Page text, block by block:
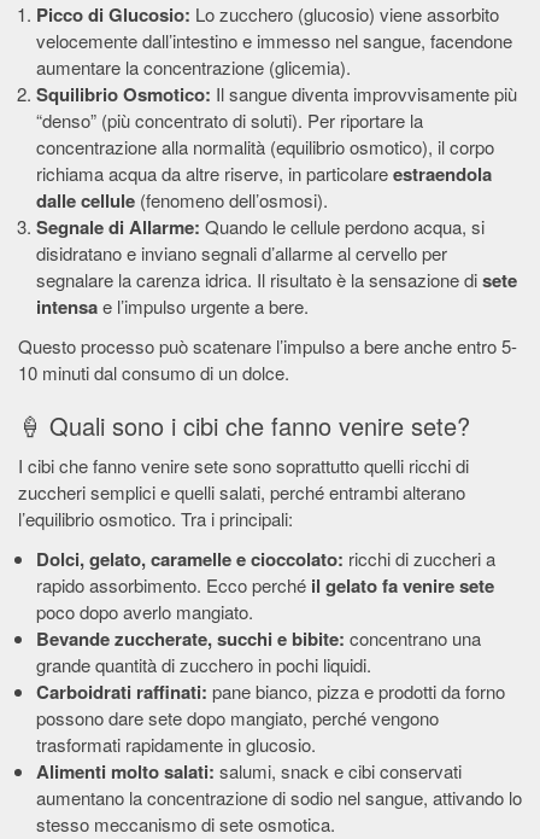
Picco di Glucosio: Lo zucchero (glucosio) viene assorbito
velocemente dall’intestino e immesso nel sangue, facendone
aumentare la concentrazione (glicemia).
Squilibrio Osmotico: Il sangue diventa improvvisamente più
“denso” (più concentrato di soluti). Per riportare la
concentrazione alla normalità (equilibrio osmotico), il corpo
richiama acqua da altre riserve, in particolareestraendola
dalle cellule (fenomeno dell’osmosi).
Segnale di Allarme: Quando le cellule perdono acqua, si
disidratano e inviano segnali d’allarme al cervello per
segnalare la carenza idrica. Il risultato è la sensazione disete
intensae l’impulso urgente a bere.
Questo processo può scatenare l’impulso a bere anche entro 5-
10 minuti dal consumo di un dolce.
🍦 Quali sono i cibi che fanno venire sete?
I cibi che fanno venire sete sono soprattutto quelli ricchi di
zuccheri semplici e quelli salati, perché entrambi alterano
l’equilibrio osmotico. Tra i principali:
Dolci, gelato, caramelle e cioccolato: ricchi di zuccheri a
rapido assorbimento. Ecco perché il gelato fa venire sete
poco dopo averlo mangiato.
Bevande zuccherate, succhi e bibite: concentrano una
grande quantità di zucchero in pochi liquidi.
Carboidrati raffinati: pane bianco, pizza e prodotti da forno
possono dare sete dopo mangiato, perché vengono
trasformati rapidamente in glucosio.
Alimenti molto salati: salumi, snack e cibi conservati
aumentano la concentrazione di sodio nel sangue, attivando lo
stesso meccanismo di sete osmotica.